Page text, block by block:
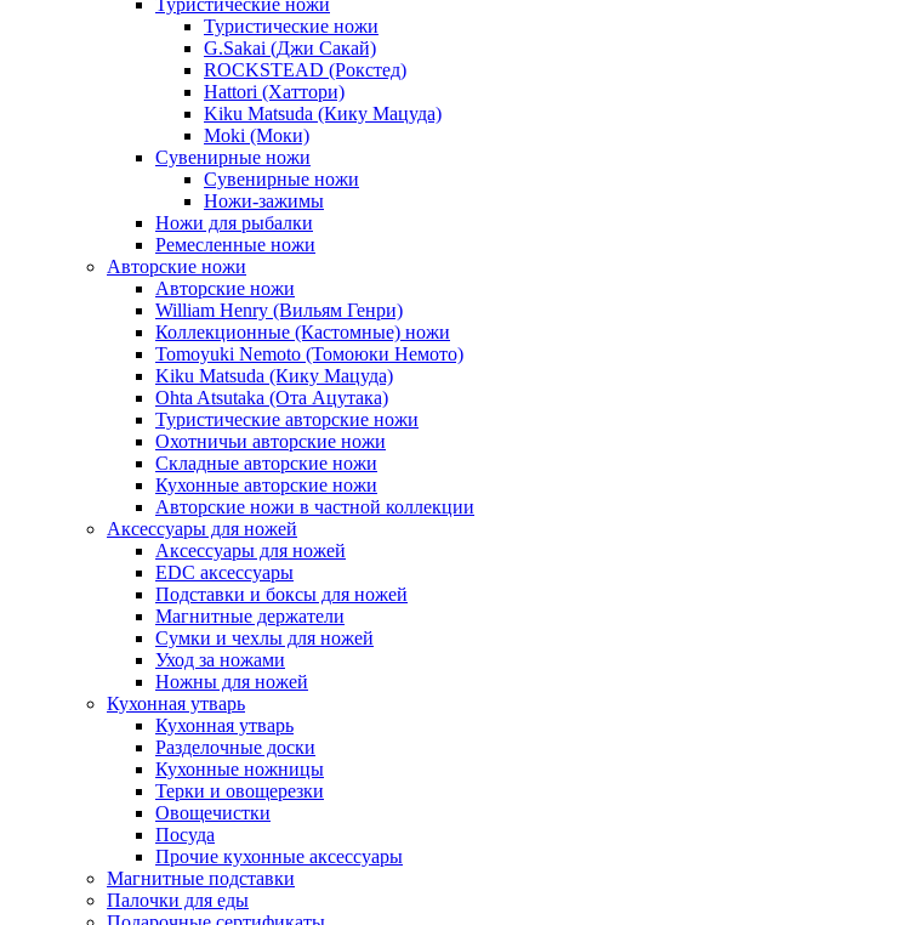
Туристические ножи
G.Sakai (Джи Сакай)
ROCKSTEAD (Рокстед)
Hattori (Хаттори)
Kiku Matsuda (Кику Мацуда)
Moki (Моки)
Сувенирные ножи
Сувенирные ножи
Ножи-зажимы
Ножи для рыбалки
Ремесленные ножи
Авторские ножи
Авторские ножи
William Henry (Вильям Генри)
Коллекционные (Кастомные) ножи
Tomoyuki Nemoto (Томоюки Немото)
Kiku Matsuda (Кику Мацуда)
Ohta Atsutaka (Ота Ацутака)
Туристические авторские ножи
Охотничьи авторские ножи
Складные авторские ножи
Кухонные авторские ножи
Авторские ножи в частной коллекции
Аксессуары для ножей
Аксессуары для ножей
EDC аксессуары
Подставки и боксы для ножей
Магнитные держатели
Сумки и чехлы для ножей
Уход за ножами
Ножны для ножей
Кухонная утварь
Кухонная утварь
Разделочные доски
Кухонные ножницы
Терки и овощерезки
Овощечистки
Посуда
Прочие кухонные аксессуары
Магнитные подставки
Палочки для еды